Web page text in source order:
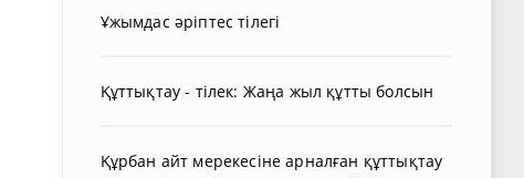
Ұжымдас әріптес тілегі
Құттықтау - тілек: Жаңа жыл құтты болсын
Құрбан айт мерекесіне арналған құттықтау